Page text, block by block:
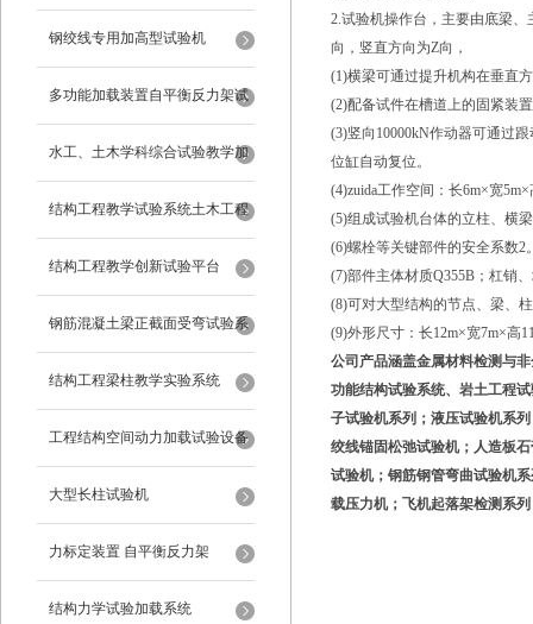
钢绞线专用加高型试验机
多功能加载装置自平衡反力架试
验系统
水工、土木学科综合试验教学加
载系统
结构工程教学试验系统土木工程
试验设备
结构工程教学创新试验平台
钢筋混凝土梁正截面受弯试验系
统
结构工程梁柱教学实验系统
工程结构空间动力加载试验设备
反力框架
大型长柱试验机
力标定装置 自平衡反力架
结构力学试验加载系统
2.试验机操作台，主要由底梁
向，竖直方向为Z向，
(1)横梁可通过提升机构在垂直
(2)配备试件在槽道上的固紧装
(3)竖向10000kN作动器可通过
位缸自动复位。
(4)zuida工作空间：长6m×宽5m×
(5)组成试验机台体的立柱、横
(6)螺栓等关键部件的安全系数2
(7)部件主体材质Q355B；杠销
(8)可对大型结构的节点、梁、
(9)外形尺寸：长12m×宽7m×高
公司产品涵盖金属材料检测与
功能结构试验系统、岩土工程
子试验机系列；液压试验机系
绞线锚固松弛试验机；人造板
试验机；钢筋钢管弯曲试验机
载压力机；飞机起落架检测系